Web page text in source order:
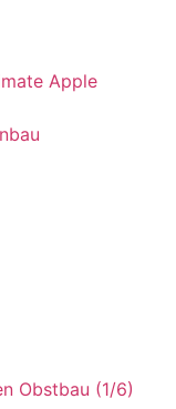
Apple
Obstbau (1/6)